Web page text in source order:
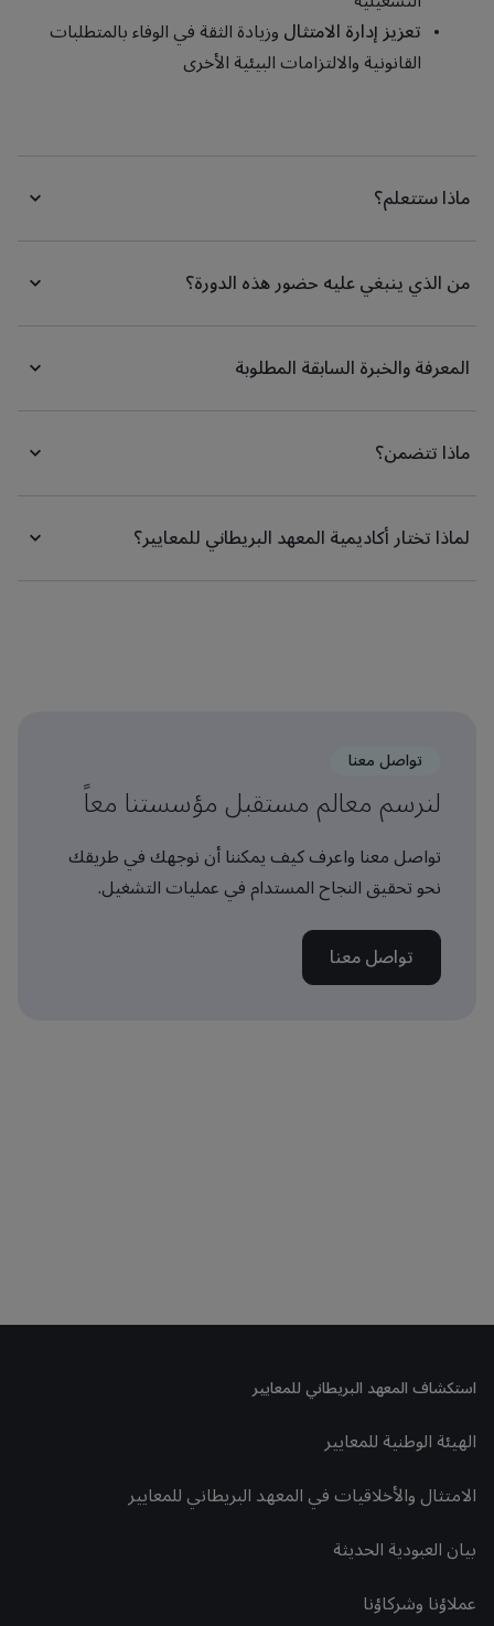
تعزيز إدارة الامتثالوزيادة الثقة في الوفاء بالمتطلبات
القانونية والالتزامات البيئية الأخرى
ماذا ستتعلم؟
من الذي ينبغي عليه حضور هذه الدورة؟
المعرفة والخبرة السابقة المطلوبة
ماذا تتضمن؟
لماذا تختار أكاديمية المعهد البريطاني للمعايير؟
تواصل معنا
لنرسم معالم مستقبل مؤسستنا معاً
تواصل معنا واعرف كيف يمكننا أن نوجهك في طريقك
نحو تحقيق النجاح المستدام في عمليات التشغيل.
تواصل معنا
استكشاف المعهد البريطاني للمعايير
الهيئة الوطنية للمعايير
الامتثال والأخلاقيات في المعهد البريطاني للمعايير
بيان العبودية الحديثة
عملاؤنا وشركاؤنا